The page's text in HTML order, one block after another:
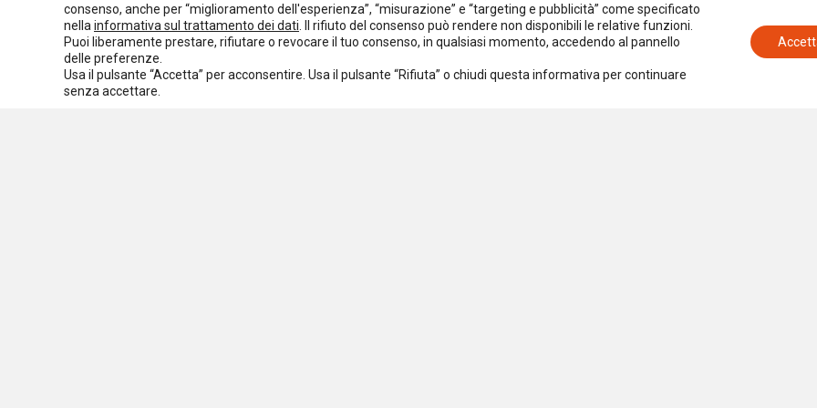
Normativa europea
Rassegna normativa
I seminari di Welforum
Eventi
Spazio ai promotori
consenso, anche per “miglioramento dell'esperienza”, “misurazione” e “targeting e pubblicità” come specificato
nella informativa sul trattamento dei dati . Il rifiuto del consenso può rendere non disponibili le relative funzioni.
Puoi liberamente prestare, rifiutare o revocare il tuo consenso, in qualsiasi momento, accedendo al pannello
delle preferenze.
Usa il pulsante “Accetta” per acconsentire. Usa il pulsante “Rifiuta” o chiudi questa informativa per continuare
senza accettare.